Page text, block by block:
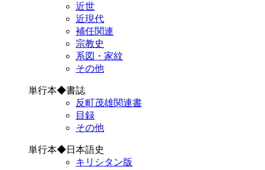
近世
近現代
補任関連
宗教史
系図・家紋
その他
単行本◆書誌
反町茂雄関連書
目録
その他
単行本◆日本語史
キリシタン版